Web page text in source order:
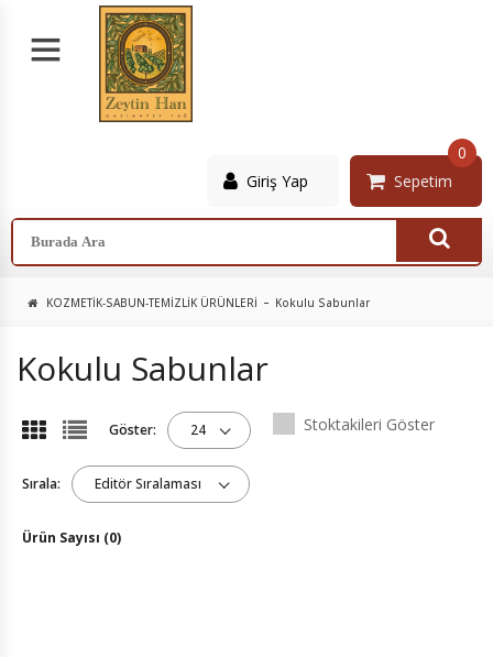
Giriş Yap Sepetim
0
KOZMETIK-SABUN-TEMIZLIK ÜRÜNLERI Kokulu Sabunlar
Kokulu Sabunlar
Göster: 24
Sırala: Editör Sıralaması
Stoktakileri Göster
Ürün Sayısı (0)